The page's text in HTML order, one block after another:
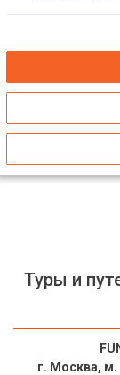
отеле есть
Туры и
г. Москва, м.